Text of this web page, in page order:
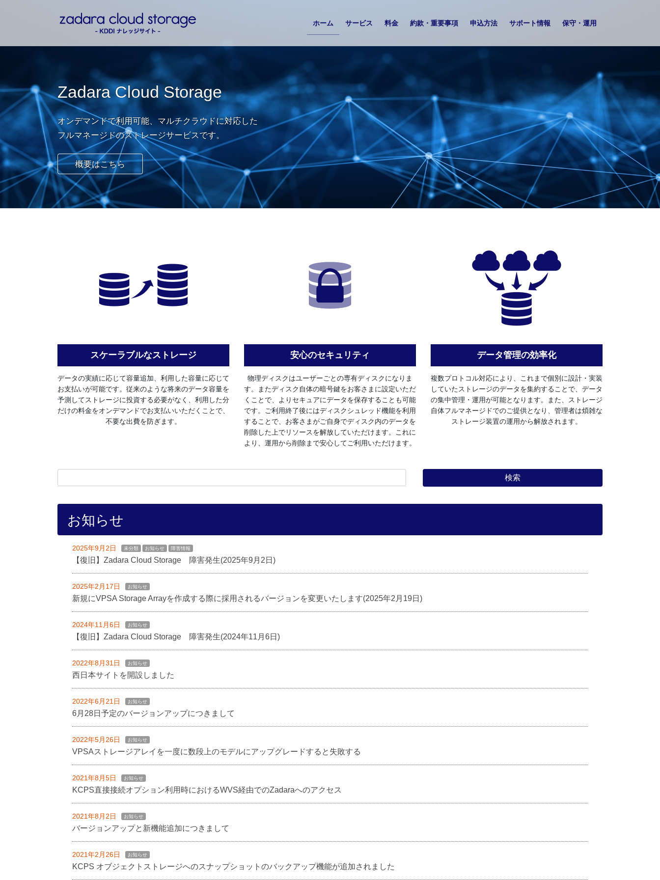
動
に
動
ホーム サービス 料金 約款・重要事項 申込方法 サポート情報 保守・運用
Zadara Cloud Storage
オンデマンドで利用可能、マルチクラウドに対応した
フルマネージドのストレージサービスです。
概要はこちら
スケーラブルなストレージ
データの実績に応じて容量追加、利用した容量に応じて
お支払いが可能です。従来のような将来のデータ容量を
予測してストレージに投資する必要がなく、利用した分
だけの料金をオンデマンドでお支払いいただくことで、
不要な出費を防ぎます。
安心のセキュリティ
物理ディスクはユーザーごとの専有ディスクになりま
す。またディスク自体の暗号鍵をお客さまに設定いただ
くことで、よりセキュアにデータを保存することも可能
です。ご利用終了後にはディスクシュレッド機能を利用
することで、お客さまがご自身でディスク内のデータを
削除した上でリソースを解放していただけます。これに
より、運用から削除まで安心してご利用いただけます。
データ管理の効率化
複数プロトコル対応により、これまで個別に設計・実装
していたストレージのデータを集約することで、データ
の集中管理・運用が可能となります。また、ストレージ
自体フルマネージドでのご提供となり、管理者は煩雑な
ストレージ装置の運用から解放されます。
お知らせ
2025年9月2日 未分類 お知らせ 障害情報
【復旧】Zadara Cloud Storage 障害発生(2025年9月2日)
2025年2月17日 お知らせ
新規にVPSA Storage Arrayを作成する際に採用されるバージョンを変更いたします(2025年2月19日)
2024年11月6日 お知らせ
【復旧】Zadara Cloud Storage 障害発生(2024年11月6日)
2022年8月31日 お知らせ
西日本サイトを開設しました
2022年6月21日 お知らせ
6月28日予定のバージョンアップにつきまして
2022年5月26日 お知らせ
VPSAストレージアレイを一度に数段上のモデルにアップグレードすると失敗する
2021年8月5日 お知らせ
KCPS直接接続オプション利用時におけるWVS経由でのZadaraへのアクセス
2021年8月2日 お知らせ
バージョンアップと新機能追加につきまして
2021年2月26日 お知らせ
KCPS オブジェクトストレージへのスナップショットのバックアップ機能が追加されました